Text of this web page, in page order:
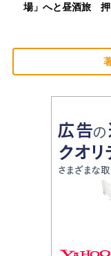
場」へと昼酒旅